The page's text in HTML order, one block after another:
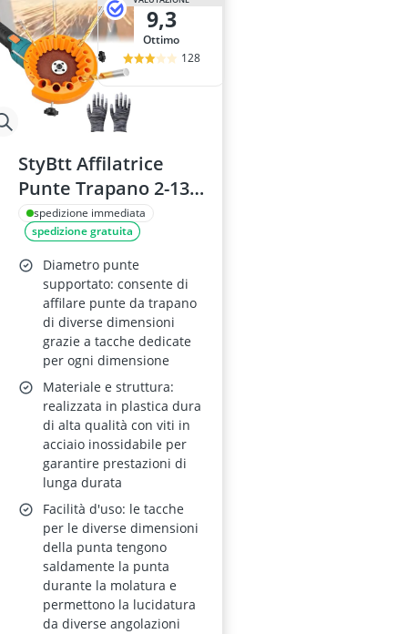
9,3
Ottimo
128
StyBtt Affilatrice
Punte Trapano 2-13
mm e Smerigliatrice
115/125 mm con
Guanti Arancioni
spedizione immediata
spedizione gratuita
Diametro punte
supportato: consente di
affilare punte da trapano
di diverse dimensioni
grazie a tacche dedicate
per ogni dimensione
Materiale e struttura:
realizzata in plastica dura
di alta qualità con viti in
acciaio inossidabile per
garantire prestazioni di
lunga durata
Facilità d'uso: le tacche
per le diverse dimensioni
della punta tengono
saldamente la punta
durante la molatura e
permettono la lucidatura
da diverse angolazioni